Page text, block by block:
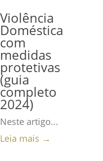
Violência
Doméstica
com
medidas
protetivas
(guia
completo
2024)
Neste artigo...
Leia mais →